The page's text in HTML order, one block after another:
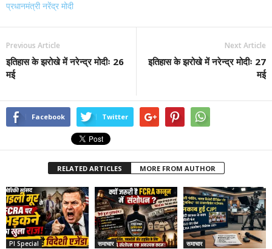
प्रधानमंत्री नरेंद्र मोदी
Previous Article
इतिहास के झरोखे में नरेन्द्र मोदीः 26
मई
Next Article
इतिहास के झरोखे में नरेन्द्र मोदीः 27
मई
Facebook Twitter
RELATED ARTICLES MORE FROM AUTHOR
PI Special समाचार समाचार